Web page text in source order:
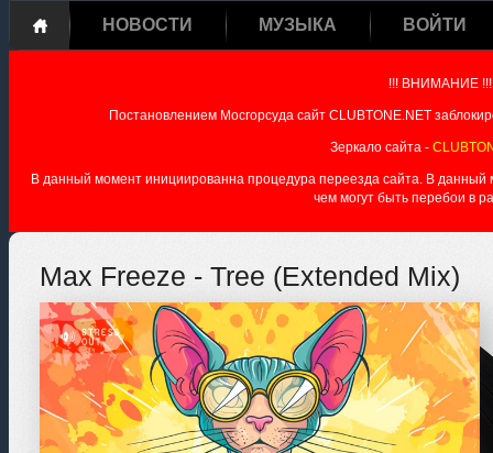
НОВОСТИ МУЗЫКА ВОЙТИ
!!! ВНИМАНИЕ !!!
Постановлением Мосгорсуда сайт CLUBTONE.NET
Зеркало сайта -
В данный момент инициированна процедура переезда сайта. В данный
чем могут быть перебои в
Max Freeze - Tree (Extended Mix)